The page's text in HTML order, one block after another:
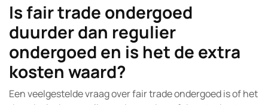
Is fair trade ondergoed
duurder dan regulier
ondergoed en is het de extra
kosten waard?
Een veelgestelde vraag over fair trade ondergoed is of het